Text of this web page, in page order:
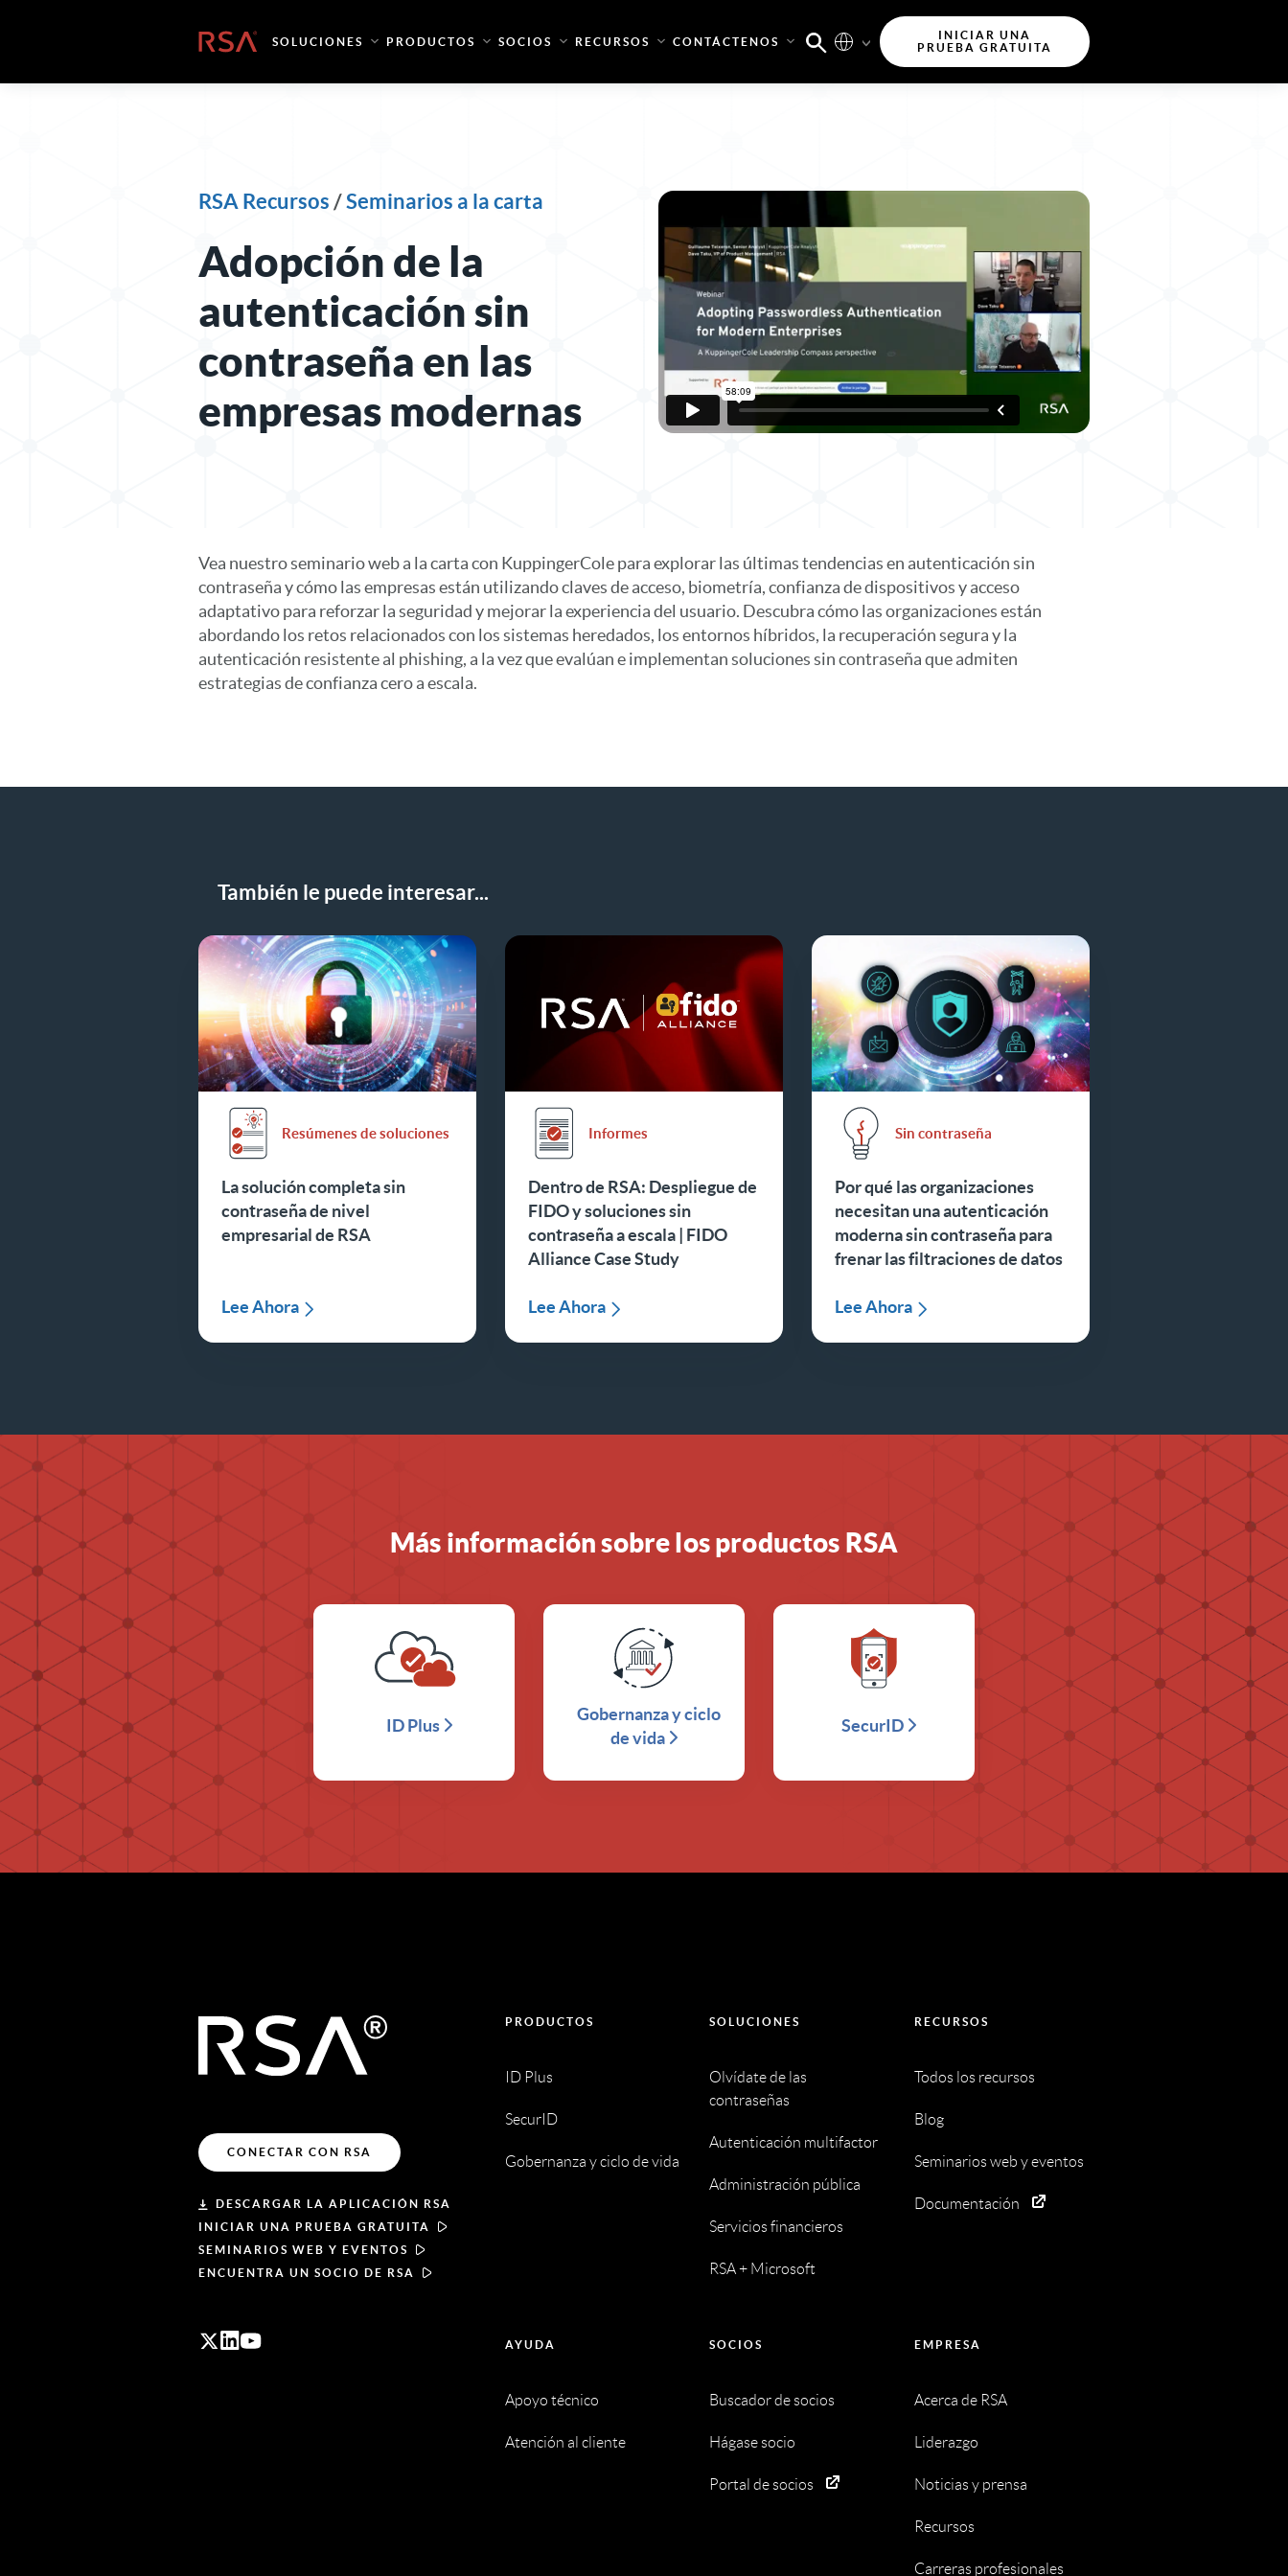
Inicio SOLUCIONES PRODUCTOS SOCIOS RECURSOS CONTÁCTENOS
INICIAR UNA
PRUEBA GRATUITA
RSA Recursos /Seminarios a la carta
Adopción de la
autenticación sin
contraseña en las
empresas modernas
Vea nuestro seminario web a la carta con KuppingerCole para explorar las últimas tendencias en autenticación sin
contraseña y cómo las empresas están utilizando claves de acceso, biometría, confianza de dispositivos y acceso
adaptativo para reforzar la seguridad y mejorar la experiencia del usuario. Descubra cómo las organizaciones están
abordando los retos relacionados con los sistemas heredados, los entornos híbridos, la recuperación segura y la
autenticación resistente al phishing, a la vez que evalúan e implementan soluciones sin contraseña que admiten
estrategias de confianza cero a escala.
También le puede interesar...
Resúmenes de soluciones
La solución completa sin
contraseña de nivel
empresarial de RSA
Lee Ahora
Informes
Dentro de RSA: Despliegue de
FIDO y soluciones sin
contraseña a escala | FIDO
Alliance Case Study
Lee Ahora
Sin contraseña
Por qué las organizaciones
necesitan una autenticación
moderna sin contraseña para
frenar las filtraciones de datos
Lee Ahora
Más información sobre los productos RSA
ID Plus
Gobernanza y ciclo
de vida
SecurID
CONECTAR CON RSA
DESCARGAR LA APLICACIÓN RSA
INICIAR UNA PRUEBA GRATUITA
SEMINARIOS WEB Y EVENTOS
ENCUENTRA UN SOCIO DE RSA
PRODUCTOS
ID Plus
SecurID
Gobernanza y ciclo de vida
SOLUCIONES
Olvídate de las
contraseñas
Autenticación multifactor
Administración pública
Servicios financieros
RSA + Microsoft
RECURSOS
Todos los recursos
Blog
Seminarios web y eventos
Documentación
AYUDA
Apoyo técnico
Atención al cliente
SOCIOS
Buscador de socios
Hágase socio
Portal de socios
EMPRESA
Acerca de RSA
Liderazgo
Noticias y prensa
Recursos
Carreras profesionales